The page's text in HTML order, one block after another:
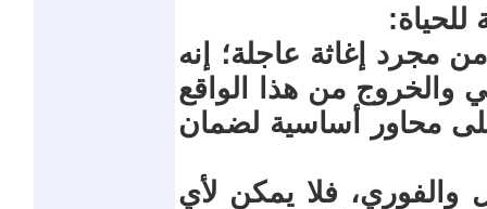
للحياة:
مجرد إغاثة عاجلة؛ إنه
والخروج من هذا الواقع
محاور أساسية لضمان
والفوري، فلا يمكن لأي